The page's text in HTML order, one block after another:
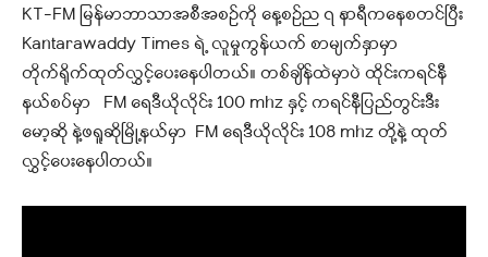
KT-FM မြန်မာဘာသာအစီအစဉ်ကို နေ့စဉ်ည ၇ နာရီကနေစတင်ပြီး
Kantarawaddy Times ရဲ့ လူမှုကွန်ယက် စာမျက်နှာမှာ
တိုက်ရိုက်ထုတ်လွှင့်ပေးနေပါတယ်။ တစ်ချိန်ထဲမှာပဲ ထိုင်းကရင်နီ
နယ်စပ်မှာ FM ရေဒီယိုလိုင်း 100 mhz နှင့် ကရင်နီပြည်တွင်းဒီး
မော့ဆို နဲ့ဖရူဆိုမြို့နယ်မှာ FM ရေဒီယိုလိုင်း 108 mhz တို့နဲ့ ထုတ်
လွှင့်ပေးနေပါတယ်။